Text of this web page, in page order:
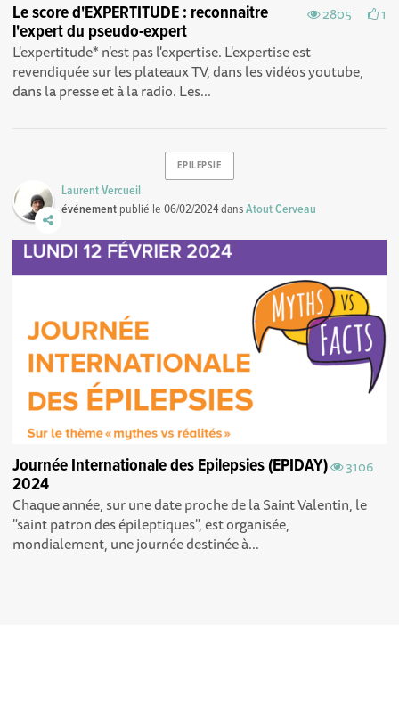
2805 1
Le score d'EXPERTITUDE : reconnaitre
l'expert du pseudo-expert
L'expertitude* n'est pas l'expertise. L'expertise est
revendiquée sur les plateaux TV, dans les vidéos youtube,
dans la presse et à la radio. Les...
EPILEPSIE
Laurent Vercueil
événement publié le06/02/2024dansAtout Cerveau
3106
Journée Internationale des Epilepsies (EPIDAY)
2024
Chaque année, sur une date proche de la Saint Valentin, le
"saint patron des épileptiques", est organisée,
mondialement, une journée destinée à...